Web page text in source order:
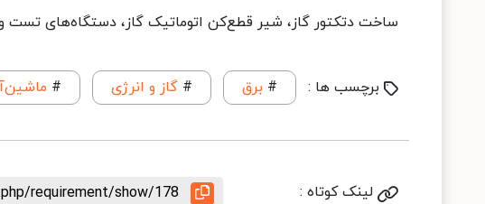
ساخت دتکتور گاز، شیر قطع‌کن اتوماتیک گاز، دستگاه‌های تست
برچسب ها : # برق # گاز و انرژی #
لینک کوتاه : requirement/show/178